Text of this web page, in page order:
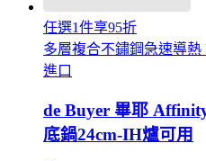
任選1件享95折
多層複合不鏽鋼急速導
進口
de Buyer 畢耶
底鍋24cm-IH爐可用